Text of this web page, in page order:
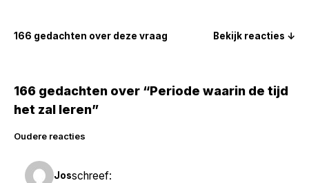
166 gedachten over deze vraag Bekijk reacties ↓
166 gedachten over “Periode waarin de tijd
het zal leren”
Reacties
navigatie
Oudere reacties
Josschreef: